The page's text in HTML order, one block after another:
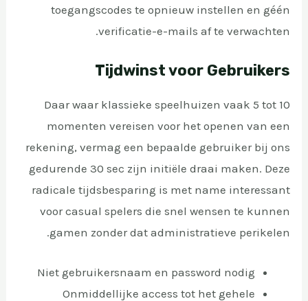
toegangscodes te opnieuw instellen en géén
verificatie-e-mails af te verwachten.
Tijdwinst voor Gebruikers
Daar waar klassieke speelhuizen vaak 5 tot 10
momenten vereisen voor het openen van een
rekening, vermag een bepaalde gebruiker bij ons
gedurende 30 sec zijn initiële draai maken. Deze
radicale tijdsbesparing is met name interessant
voor casual spelers die snel wensen te kunnen
gamen zonder dat administratieve perikelen.
Niet gebruikersnaam en password nodig
Onmiddellijke access tot het gehele